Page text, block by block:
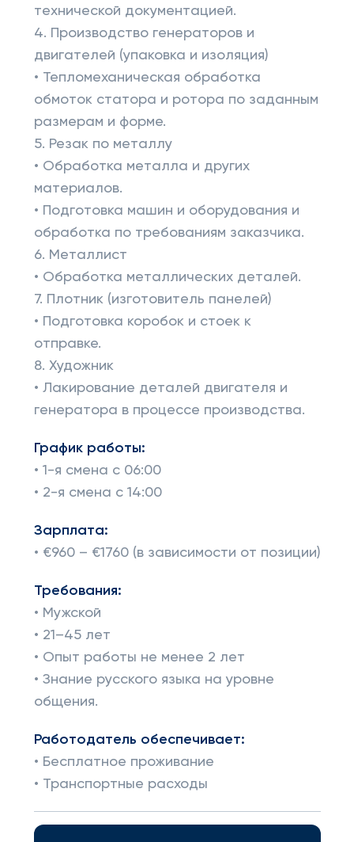
технической документацией.
4. Производство генераторов и
двигателей (упаковка и изоляция)
• Тепломеханическая обработка
обмоток статора и ротора по заданным
размерам и форме.
5. Резак по металлу
• Обработка металла и других
материалов.
• Подготовка машин и оборудования и
обработка по требованиям заказчика.
6. Металлист
• Обработка металлических деталей.
7. Плотник (изготовитель панелей)
• Подготовка коробок и стоек к
отправке.
8. Художник
• Лакирование деталей двигателя и
генератора в процессе производства.
График работы:
• 1-я смена с 06:00
• 2-я смена с 14:00
Зарплата:
• €960 – €1760 (в зависимости от позиции)
Требования:
• Мужской
• 21–45 лет
• Опыт работы не менее 2 лет
• Знание русского языка на уровне
общения.
Работодатель обеспечивает:
• Бесплатное проживание
• Транспортные расходы